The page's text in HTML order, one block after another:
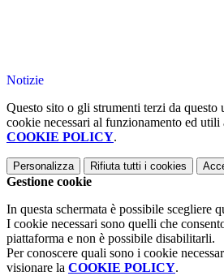
Notizie
Questo sito o gli strumenti terzi da
cookie necessari al funzionamento ed
COOKIE POLICY.
Personalizza Rifiuta tutti i cookies
Gestione cookie
In questa schermata è possibile scegliere
I cookie necessari sono quelli che
piattaforma e non è possibile disabilitarli.
Per conoscere quali sono i cookie
visionare la COOKIE POLICY.